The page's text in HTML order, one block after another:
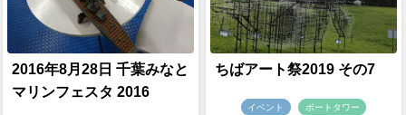
2016年8月28日 千葉みなと
マリンフェスタ 2016
ちばアート祭2019 その7
イベント ポートタワー